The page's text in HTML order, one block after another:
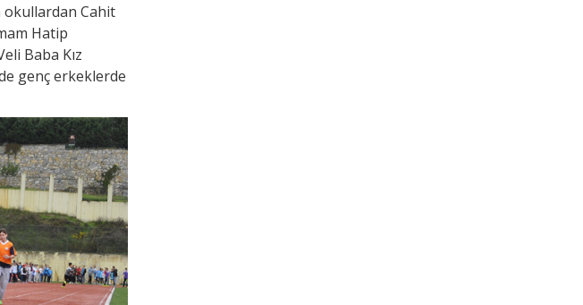
okullardan Cahit
Hatip
Baba Kız
genç erkeklerde